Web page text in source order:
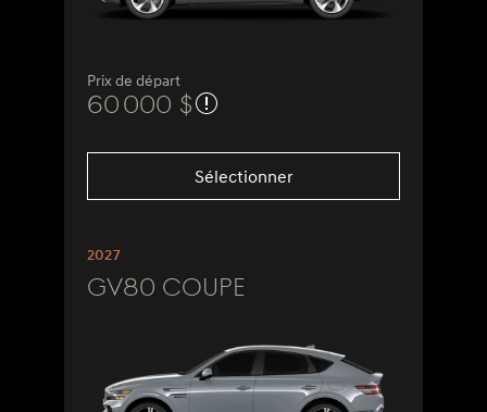
Prix de départ
60 000 $
Sélectionner
2027
GV80 Coupe